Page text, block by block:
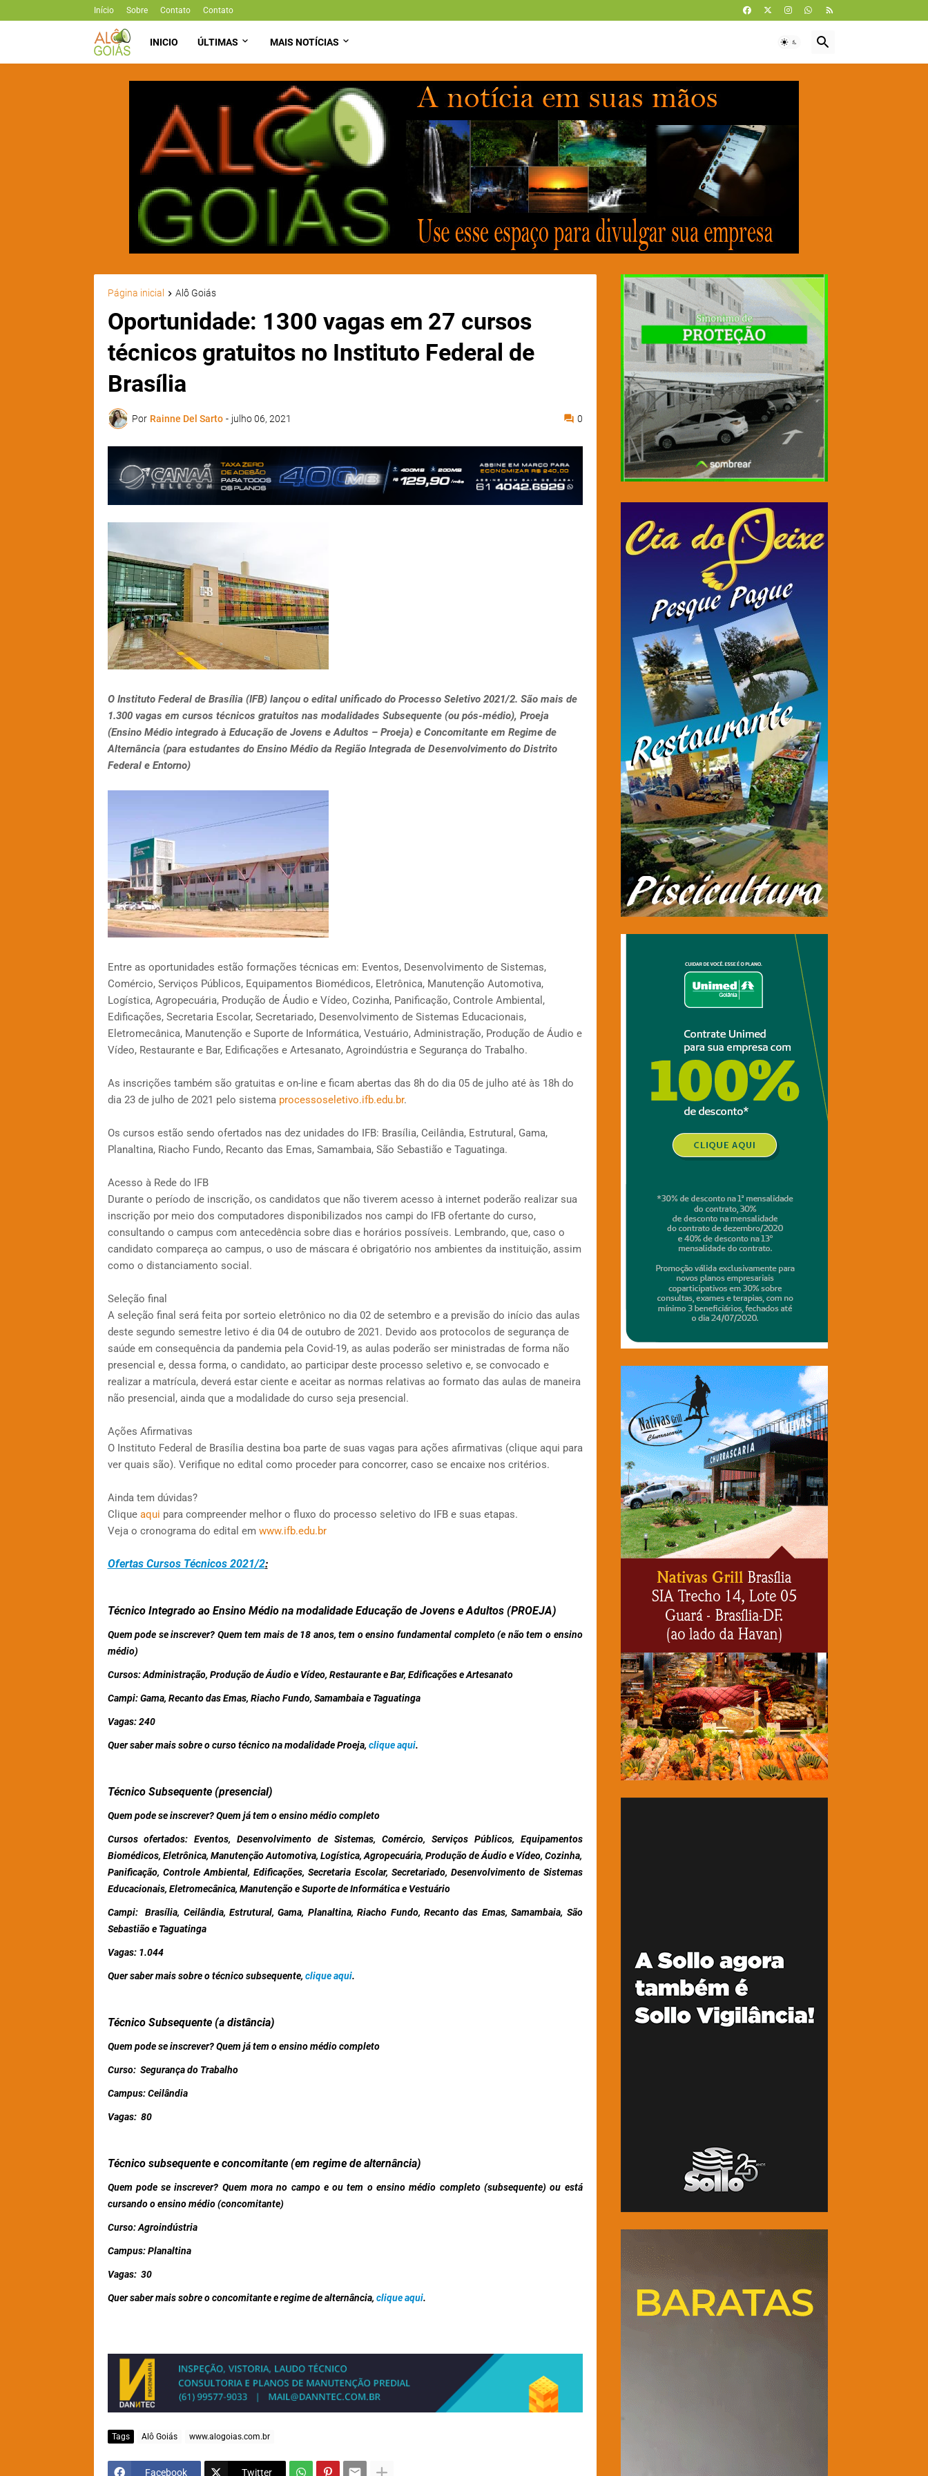
Início Sobre Contato Contato
INICIO ÚLTIMAS MAIS NOTÍCIAS
Página inicial Alô Goiás
Oportunidade: 1300 vagas em 27 cursos
técnicos gratuitos no Instituto Federal de
Brasília
Por Rainne Del Sarto - julho 06, 2021 0
O Instituto Federal de Brasília (IFB) lançou o edital unificado do Processo Seletivo 2021/2. São mais de
1.300 vagas em cursos técnicos gratuitos nas modalidades Subsequente (ou pós-médio), Proeja
(Ensino Médio integrado à Educação de Jovens e Adultos – Proeja) e Concomitante em Regime de
Alternância (para estudantes do Ensino Médio da Região Integrada de Desenvolvimento do Distrito
Federal e Entorno)
Entre as oportunidades estão formações técnicas em: Eventos, Desenvolvimento de Sistemas,
Comércio, Serviços Públicos, Equipamentos Biomédicos, Eletrônica, Manutenção Automotiva,
Logística, Agropecuária, Produção de Áudio e Vídeo, Cozinha, Panificação, Controle Ambiental,
Edificações, Secretaria Escolar, Secretariado, Desenvolvimento de Sistemas Educacionais,
Eletromecânica, Manutenção e Suporte de Informática, Vestuário, Administração, Produção de Áudio e
Vídeo, Restaurante e Bar, Edificações e Artesanato, Agroindústria e Segurança do Trabalho.
As inscrições também são gratuitas e on-line e ficam abertas das 8h do dia 05 de julho até às 18h do
dia 23 de julho de 2021 pelo sistema processoseletivo.ifb.edu.br.
Os cursos estão sendo ofertados nas dez unidades do IFB: Brasília, Ceilândia, Estrutural, Gama,
Planaltina, Riacho Fundo, Recanto das Emas, Samambaia, São Sebastião e Taguatinga.
Acesso à Rede do IFB
Durante o período de inscrição, os candidatos que não tiverem acesso à internet poderão realizar sua
inscrição por meio dos computadores disponibilizados nos campi do IFB ofertante do curso,
consultando o campus com antecedência sobre dias e horários possíveis. Lembrando, que, caso o
candidato compareça ao campus, o uso de máscara é obrigatório nos ambientes da instituição, assim
como o distanciamento social.
Seleção final
A seleção final será feita por sorteio eletrônico no dia 02 de setembro e a previsão do início das aulas
deste segundo semestre letivo é dia 04 de outubro de 2021. Devido aos protocolos de segurança de
saúde em consequência da pandemia pela Covid-19, as aulas poderão ser ministradas de forma não
presencial e, dessa forma, o candidato, ao participar deste processo seletivo e, se convocado e
realizar a matrícula, deverá estar ciente e aceitar as normas relativas ao formato das aulas de maneira
não presencial, ainda que a modalidade do curso seja presencial.
Ações Afirmativas
O Instituto Federal de Brasília destina boa parte de suas vagas para ações afirmativas (clique aqui para
ver quais são). Verifique no edital como proceder para concorrer, caso se encaixe nos critérios.
Ainda tem dúvidas?
Clique aqui para compreender melhor o fluxo do processo seletivo do IFB e suas etapas.
Veja o cronograma do edital em www.ifb.edu.br
Ofertas Cursos Técnicos 2021/2:
Técnico Integrado ao Ensino Médio na modalidade Educação de Jovens e Adultos (PROEJA)
Quem pode se inscrever? Quem tem mais de 18 anos, tem o ensino fundamental completo (e não tem o ensino
médio)
Cursos:Administração, Produção de Áudio e Vídeo, Restaurante e Bar, Edificações e Artesanato
Campi:Gama, Recanto das Emas, Riacho Fundo, Samambaia e Taguatinga
Vagas: 240
Quer saber mais sobre o curso técnico na modalidade Proeja, clique aqui.
Técnico Subsequente (presencial)
Quem pode se inscrever?Quem já tem o ensino médio completo
Cursos ofertados: Eventos, Desenvolvimento de Sistemas, Comércio, Serviços Públicos, Equipamentos
Biomédicos, Eletrônica, Manutenção Automotiva, Logística, Agropecuária, Produção de Áudio e Vídeo, Cozinha,
Panificação, Controle Ambiental, Edificações, Secretaria Escolar, Secretariado, Desenvolvimento de Sistemas
Educacionais, Eletromecânica, Manutenção e Suporte de Informática e Vestuário
Campi:
Brasília, Ceilândia, Estrutural, Gama, Planaltina, Riacho Fundo, Recanto das Emas, Samambaia, São
Sebastião e Taguatinga
Vagas:1.044
Quer saber mais sobre o técnico subsequente, clique aqui.
Técnico Subsequente (a distância)
Quem pode se inscrever?Quem já tem o ensino médio completo
Curso: Segurança do Trabalho
Campus:Ceilândia
Vagas: 80
Técnico subsequente e concomitante (em regime de alternância)
Quem pode se inscrever? Quem mora no campo e ou tem o ensino médio completo (subsequente) ou está
cursando o ensino médio (concomitante)
Curso:Agroindústria
Campus:Planaltina
Vagas:30
Quer saber mais sobre o concomitante e regime de alternância, clique aqui.
Tags Alô Goiás www.alogoias.com.br
Facebook Twitter